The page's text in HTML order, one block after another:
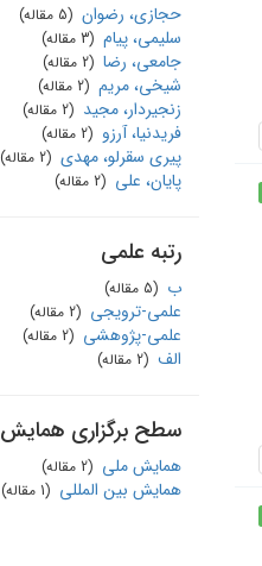
حجازی، رضوان ‏ (5 مقاله)
سلیمی، پیام ‏ (3 مقاله)
جامعی، رضا ‏ (2 مقاله)
شیخی، مریم ‏ (2 مقاله)
زنجیردار، مجید ‏ (2 مقاله)
فریدنیا، آرزو ‏ (2 مقاله)
پیری سقرلو، مهدی ‏ (2 مقاله)
پایان، علی ‏ (2 مقاله)
رتبه علمی
ب ‏ (5 مقاله)
علمی-ترویجی ‏ (2 مقاله)
علمی-پژوهشی ‏ (2 مقاله)
الف ‏ (2 مقاله)
سطح برگزاری همایش
همایش ملی ‏ (2 مقاله)
همایش بین المللی ‏ (1 مقاله)